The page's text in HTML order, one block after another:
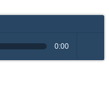
0:00